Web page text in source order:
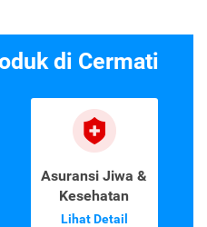
di Cermati
Asuransi Jiwa &
Kesehatan
Lihat Detail